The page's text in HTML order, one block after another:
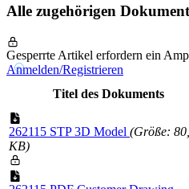
Alle zugehörigen
Gesperrte Artikel erfordern ein
Anmelden/Registrieren
Titel des Dokuments
262115 STP 3D Model (Größe:
KB)